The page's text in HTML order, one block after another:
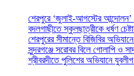
শেরপুরে ‘জুলাই-আগস্টের
বদলগাছীতে স্কুলছাত্রীকে ধর্ষণ
শেরপুরের সীমান্তে বিজিবির
সুন্দরগঞ্জে সরোবর বিলে গোলাপি ও
শ্রীবরদীতে পুলিশের অভিযানে